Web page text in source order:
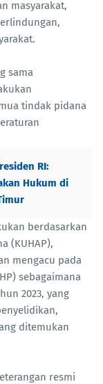
masyarakat,
sama
tindak pidana
RI:
Hukum di
berdasarkan
(KUHAP),
mengacu pada
sebagaimana
2023, yang
ditemukan
resmi